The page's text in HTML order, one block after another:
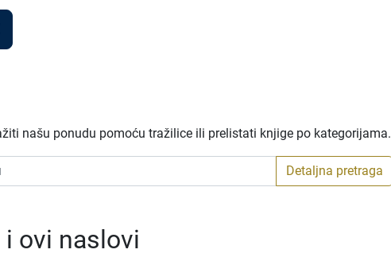
našu ponudu pomoću tražilice ili prelistati knjige po kategorijama.
Detaljna pretraga
ovi naslovi